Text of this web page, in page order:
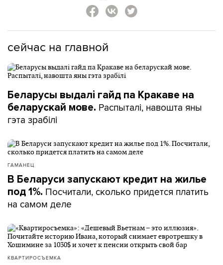
сейчас на главной
Беларусы выдалі гайд па Кракаве на
беларускай мове. Распыталі, навошта яны
гэта зрабілі
ГАМАНЕЦ
В Беларуси запускают кредит на жилье
под 1%. Посчитали, сколько придется платить
на самом деле
КВАРТИРОСЪЕМКА